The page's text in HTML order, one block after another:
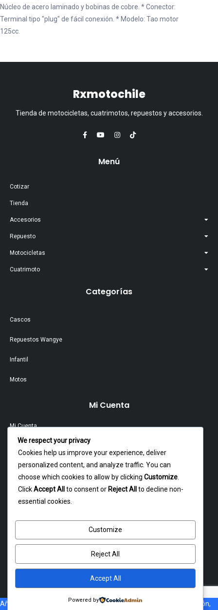
Añade al carrito, Si no esta disponible el costo de envió a tu dirección,
Núcleo de acero laminado y bobinas de cobre. * Conector:
Terminal tipo "plug" de fácil conexión. * Modelo: Tao motor
125cc.
Rxmotochile
Tienda de motocicletas, cuatrimotos, repuestos y accesorios.
Menú
Cotizar
Tienda
Accesorios
Repuesto
Motocicletas
Cuatrimoto
Categorías
Cascos
Repuestos Wangye
Infantil
Motos
Mi Cuenta
Mi Cuenta
Garantía Y Devoluciones
Política Y Privacidad
Dagoberto godoy 16, cerrillos
atencion@rxmotochile.cl
+56934993058
We respect your privacy
Cookies help us improve your experience, deliver
personalized content, and analyze traffic. You can
choose which cookies to allow by clicking Customize
ClickAccept All to consent or Reject All to decline non-
essential cookies.
Customize
Reject All
Accept All
Powered by